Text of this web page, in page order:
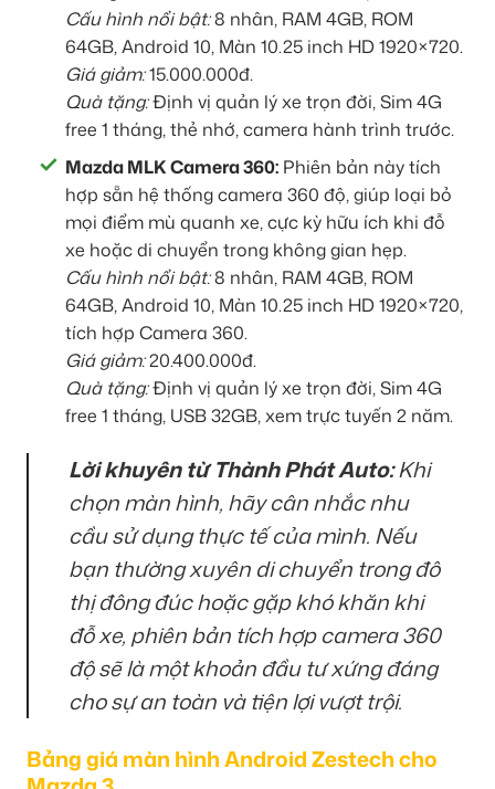
Cấu hình nổi bật:8 nhân, RAM 4GB, ROM
64GB, Android 10, Màn 10.25 inch HD 1920×720.
Giá giảm:15.000.000đ.
Quà tặng:Định vị quản lý xe trọn đời, Sim 4G
free 1 tháng, thẻ nhớ, camera hành trình trước.
Mazda MLK Camera 360: Phiên bản này tích
hợp sẵn hệ thống camera 360 độ, giúp loại bỏ
mọi điểm mù quanh xe, cực kỳ hữu ích khi đỗ
xe hoặc di chuyển trong không gian hẹp.
Cấu hình nổi bật:8 nhân, RAM 4GB, ROM
64GB, Android 10, Màn 10.25 inch HD 1920×720,
tích hợp Camera 360.
Giá giảm:20.400.000đ.
Quà tặng:Định vị quản lý xe trọn đời, Sim 4G
free 1 tháng, USB 32GB, xem trực tuyến 2 năm.
Lời khuyên từ Thành Phát Auto:Khi
chọn màn hình, hãy cân nhắc nhu
cầu sử dụng thực tế của mình. Nếu
bạn thường xuyên di chuyển trong đô
thị đông đúc hoặc gặp khó khăn khi
đỗ xe, phiên bản tích hợp camera 360
độ sẽ là một khoản đầu tư xứng đáng
cho sự an toàn và tiện lợi vượt trội.
Bảng giá màn hình Android Zestech cho